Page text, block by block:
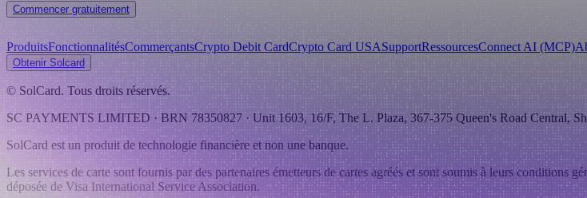
Commencer gratuitement
ProduitsFonctionnalitésCommerçantsCrypto Debit CardCrypto Card USASupportRessourcesConnect AI (MCP)
Obtenir Solcard
© SolCard. Tous droits réservés.
SC PAYMENTS LIMITED · BRN78350827· Unit 1603, 16/F, The L. Plaza, 367-375 Queen's Road Central,
SolCard est un produit de technologie financière et non une banque.
Les services de carte sont fournis par des partenaires émetteurs de cartes agréés et sont soumis à leurs
déposée de Visa International Service Association.